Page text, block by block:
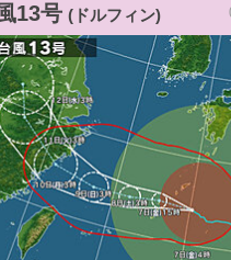
13号 (ドルフィン)